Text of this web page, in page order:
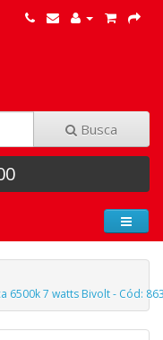
Busca
6500k 7 watts Bivolt - Cód: